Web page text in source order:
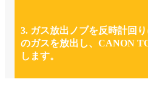
3. ガス放出ノブを反時計回
のガスを放出し、CANO​​N
します。